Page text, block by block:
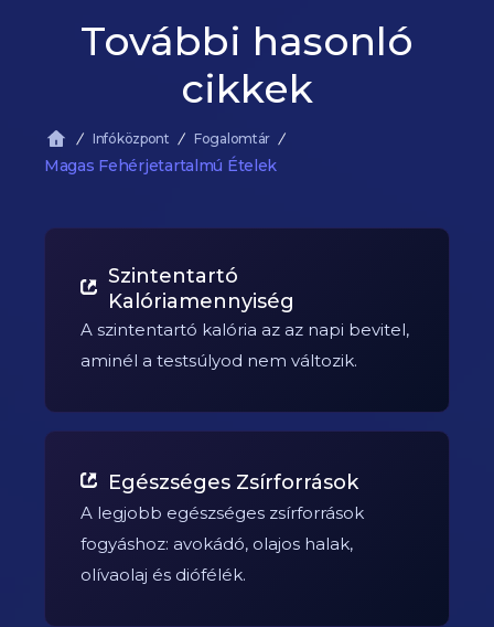
További hasonló
cikkek
Infóközpont Fogalomtár
Magas Fehérjetartalmú Ételek
Szintentartó
Kalóriamennyiség
A szintentartó kalória az az napi bevitel,
aminél a testsúlyod nem változik.
Egészséges Zsírforrások
A legjobb egészséges zsírforrások
fogyáshoz: avokádó, olajos halak,
olívaolaj és diófélék.